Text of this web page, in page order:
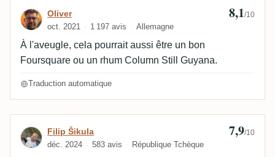
Avis de Oliver
Oliver
oct. 2021 1 197 avis Allemagne
8,1/10
À l'aveugle, cela pourrait aussi être un bon
Foursquare ou un rhum Column Still Guyana.
Traduction automatique
Avis de Filip Šikula
Filip Šikula
déc. 2024 583 avis République Tchèque
7,9/10